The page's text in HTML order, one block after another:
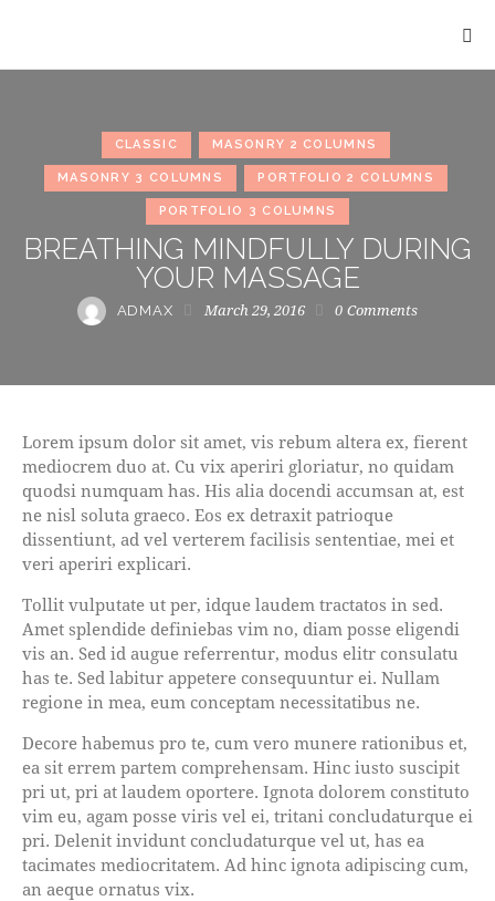
CLASSIC MASONRY 2 COLUMNS
MASONRY 3 COLUMNS PORTFOLIO 2 COLUMNS
PORTFOLIO 3 COLUMNS
BREATHING MINDFULLY DURING
YOUR MASSAGE
ADMAX March 29, 2016 0 Comments
Lorem ipsum dolor sit amet, vis rebum altera ex, fierent
mediocrem duo at. Cu vix aperiri gloriatur, no quidam
quodsi numquam has. His alia docendi accumsan at, est
ne nisl soluta graeco. Eos ex detraxit patrioque
dissentiunt, ad vel verterem facilisis sententiae, mei et
veri aperiri explicari.
Tollit vulputate ut per, idque laudem tractatos in sed.
Amet splendide definiebas vim no, diam posse eligendi
vis an. Sed id augue referrentur, modus elitr consulatu
has te. Sed labitur appetere consequuntur ei. Nullam
regione in mea, eum conceptam necessitatibus ne.
Decore habemus pro te, cum vero munere rationibus et,
ea sit errem partem comprehensam. Hinc iusto suscipit
pri ut, pri at laudem oportere. Ignota dolorem constituto
vim eu, agam posse viris vel ei, tritani concludaturque ei
pri. Delenit invidunt concludaturque vel ut, has ea
tacimates mediocritatem. Ad hinc ignota adipiscing cum,
an aeque ornatus vix.